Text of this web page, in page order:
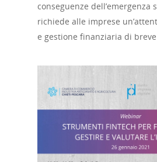
conseguenze dell’emergenza
richiede alle imprese
e gestione finanziaria di